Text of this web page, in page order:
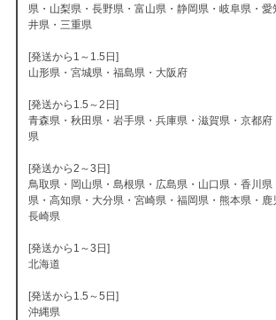
県・山梨県・長野県・富山県・静岡県・岐阜県・
井県・三重県
[発送から1～1.5日]
山形県・宮城県・福島県・大阪府
[発送から1.5～2日]
青森県・秋田県・岩手県・兵庫県・滋賀県・京都府
県
[発送から2～3日]
鳥取県・岡山県・島根県・広島県・山口県・香川
県・高知県・大分県・宮崎県・福岡県・熊本県・鹿
長崎県
[発送から1～3日]
北海道
[発送から1.5～5日]
沖縄県